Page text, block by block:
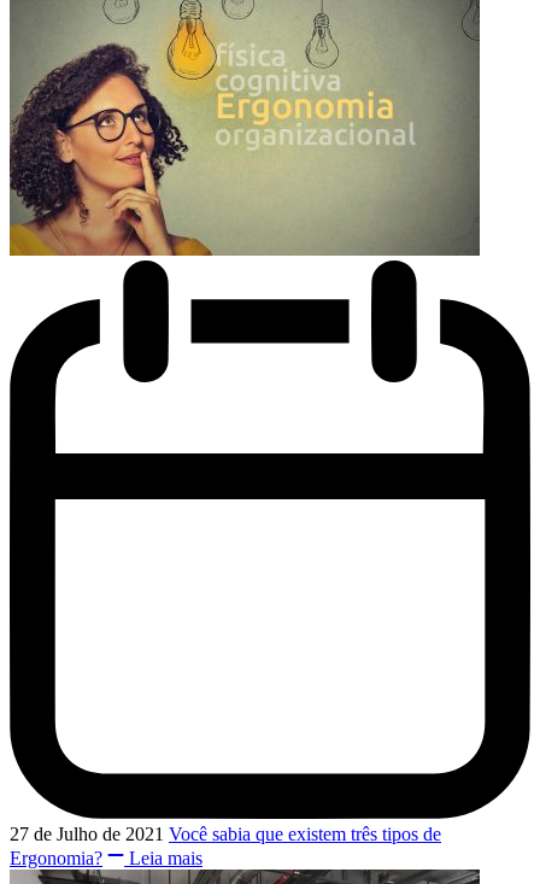
27 de Julho de 2021 Você sabia que existem três tipos de
Ergonomia?
Leia mais